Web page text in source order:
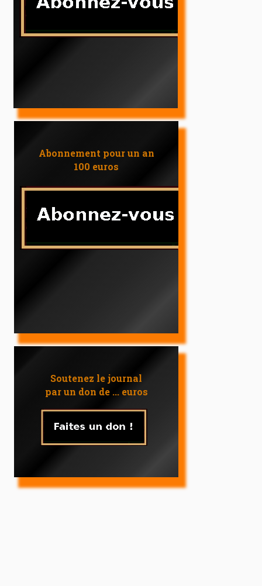
Abonnement pour un an
100 euros
Soutenez le journal
par un don de ... euros